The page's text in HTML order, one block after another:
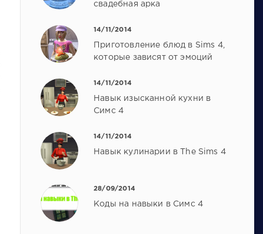
свадебная арка
14/11/2014
Приготовление блюд в Sims 4,
которые зависят от эмоций
14/11/2014
Навык изысканной кухни в
Симс 4
14/11/2014
Навык кулинарии в The Sims 4
28/09/2014
Коды на навыки в Симс 4